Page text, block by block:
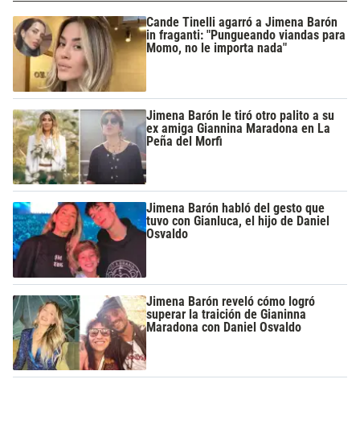
Cande Tinelli agarró a Jimena Barón
in fraganti: "Pungueando viandas para
Momo, no le importa nada"
Jimena Barón le tiró otro palito a su
ex amiga Giannina Maradona en La
Peña del Morfi
Jimena Barón habló del gesto que
tuvo con Gianluca, el hijo de Daniel
Osvaldo
Jimena Barón reveló cómo logró
superar la traición de Gianinna
Maradona con Daniel Osvaldo